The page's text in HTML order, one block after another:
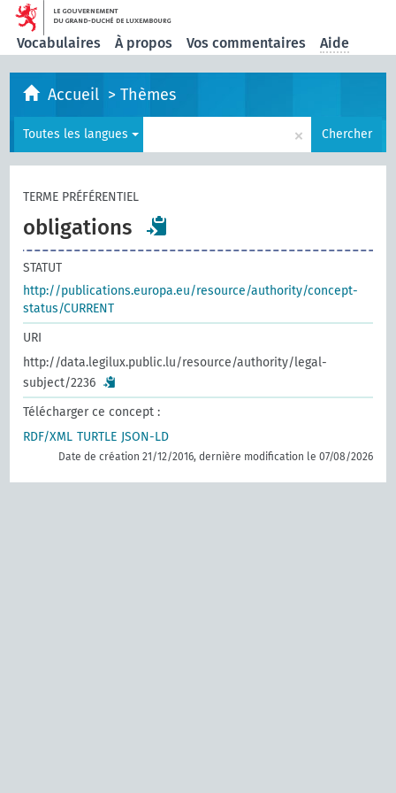
Vocabulaires À propos Vos commentaires Aide
Accueil >Thèmes
Toutes les langues × Chercher
TERME PRÉFÉRENTIEL
obligations
STATUT
http://publications.europa.eu/resource/authority/concept-
status/CURRENT
URI
http://data.legilux.public.lu/resource/authority/legal-
subject/2236
Télécharger ce concept :
RDF/XML TURTLE JSON-LD
Date de création 21/12/2016, dernière modification le 07/08/2026